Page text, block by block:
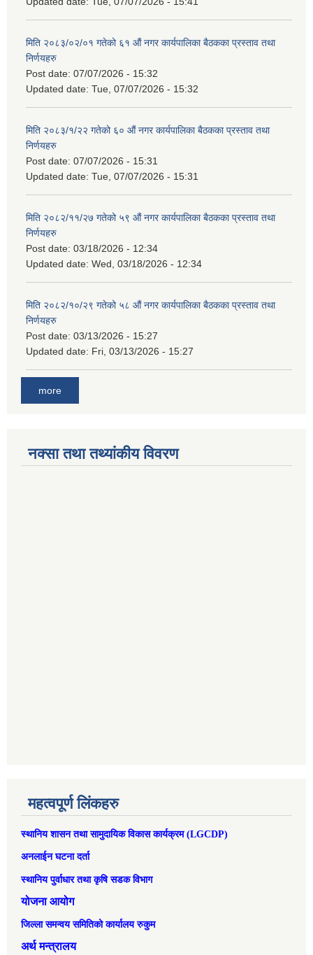
मिति २०८३/०२/०१ गतेको ६१ औं नगर कार्यपालिका बैठकका प्रस्ताव तथा
निर्णयहरु
Post date: 07/07/2026 - 15:32
Updated date: Tue, 07/07/2026 - 15:32
मिति २०८३/१/२२ गतेको ६० औं नगर कार्यपालिका बैठकका प्रस्ताव तथा
निर्णयहरु
Post date: 07/07/2026 - 15:31
Updated date: Tue, 07/07/2026 - 15:31
मिति २०८२/११/२७ गतेको ५९ औं नगर कार्यपालिका बैठकका प्रस्ताव तथा
निर्णयहरु
Post date: 03/18/2026 - 12:34
Updated date: Wed, 03/18/2026 - 12:34
मिति २०८२/१०/२९ गतेको ५८ औं नगर कार्यपालिका बैठकका प्रस्ताव तथा
निर्णयहरु
Post date: 03/13/2026 - 15:27
Updated date: Fri, 03/13/2026 - 15:27
more
नक्सा तथा तथ्यांकीय विवरण
महत्वपूर्ण लिंकहरु
स्थानिय शासन तथा सामुदायिक विकास कार्यक्रम (LGCDP)
अनलाईन घटना दर्ता
स्थानिय पुर्वाधार तथा कृषि सडक विभाग
योजना आयोग
जिल्ला समन्वय समितिको कार्यालय रुकुम
अर्थ मन्त्रालय